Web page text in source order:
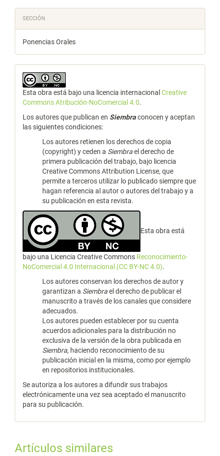
SECCIÓN
Ponencias Orales
Esta obra está bajo una licencia internacional Creative
Commons Atribución-NoComercial 4.0.
Los autores que publican en Siembraconocen y aceptan
las siguientes condiciones:
Los autores retienen los derechos de copia
(copyright) y ceden a Siembrael derecho de
primera publicación del trabajo, bajo licencia
Creative Commons Attribution License, que
permite a terceros utilizar lo publicado siempre que
hagan referencia al autor o autores del trabajo y a
su publicación en esta revista.
Esta obra está
bajo una Licencia Creative Commons Reconocimiento-
NoComercial 4.0 Internacional (CC BY-NC 4.0).
Los autores conservan los derechos de autor y
garantizan a Siembrael derecho de publicar el
manuscrito a través de los canales que considere
adecuados.
Los autores pueden establecer por su cuenta
acuerdos adicionales para la distribución no
exclusiva de la versión de la obra publicada en
Siembra, haciendo reconocimiento de su
publicación inicial en la misma, como por ejemplo
en repositorios institucionales.
Se autoriza a los autores a difundir sus trabajos
electrónicamente una vez sea aceptado el manuscrito
para su publicación.
Artículos similares